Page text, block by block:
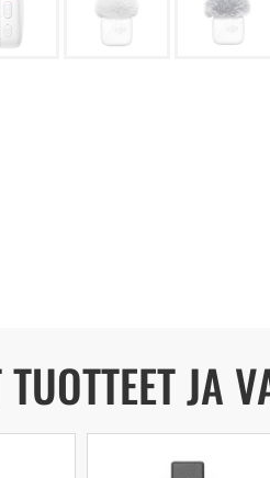
JA